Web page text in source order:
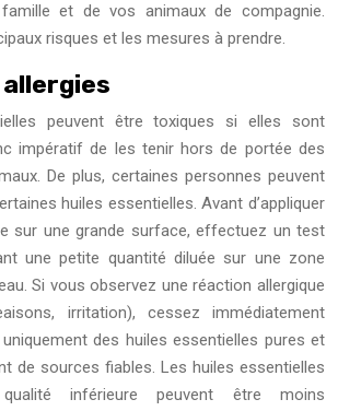
et de vos animaux de compagnie.
risques et les mesures à prendre.
peuvent être toxiques si elles sont
impératif de les tenir hors de portée des
De plus, certaines personnes peuvent
huiles essentielles. Avant d’appliquer
sur une grande surface, effectuez un test
une petite quantité diluée sur une zone
Si vous observez une réaction allergique
irritation), cessez immédiatement
uniquement des huiles essentielles pures et
de sources fiables. Les huiles essentielles
inférieure peuvent être moins